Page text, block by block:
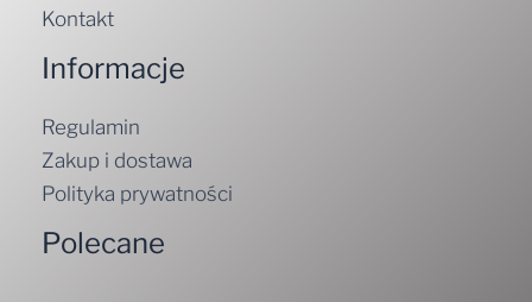
Kontakt
Informacje
Regulamin
Zakup i dostawa
Polityka prywatności
Polecane